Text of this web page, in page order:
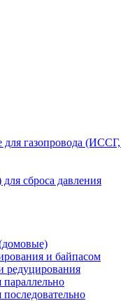
для газопровода
сброса давления
и байпасом
редуцирования